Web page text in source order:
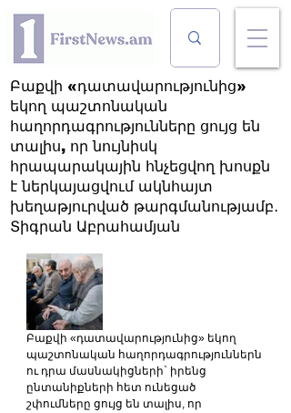
Բաքվի «դատավարությունից»
եկող պաշտոնական
հաղորդագրությունները ցույց են
տալիս, որ նույնիսկ
հրապարակային հնչեցվող խոսքն
է ներկայացվում ակնհայտ
խեղաթյուրված թարգմանությամբ․
Տիգրան Աբրահամյան
Բաքվի «դատավարությունից» եկող
պաշտոնական հաղորդագրություններն
ու դրա մասնակիցների` իրենց
ընտանիքների հետ ունեցած
շփումները ցույց են տալիս, որ